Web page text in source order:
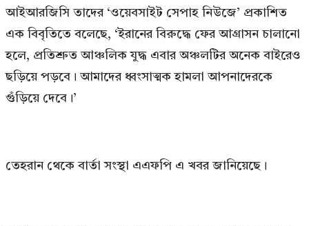
আইআরজিসি তাদের ‘ওয়েবসাইট সেপাহ নিউজে’ প্রকাশিত
এক বিবৃতিতে বলেছে, ‘ইরানের বিরুদ্ধে ফের আগ্রাসন চালানো
হলে, প্রতিশ্রুত আঞ্চলিক যুদ্ধ এবার অঞ্চলটির অনেক বাইরেও
ছড়িয়ে পড়বে। আমাদের ধ্বংসাত্মক হামলা আপনাদেরকে
গুঁড়িয়ে দেবে।’
তেহরান থেকে বার্তা সংস্থা এএফপি এ খবর জানিয়েছে।